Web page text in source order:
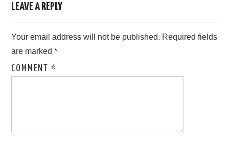
LEAVE A REPLY
Your email address will not be published. Required fields
are marked*
COMMENT*